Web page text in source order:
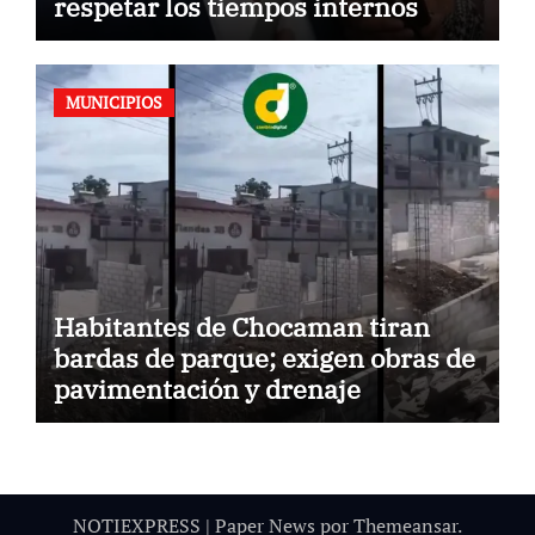
MUNICIPIOS
Habitantes de Chocaman tiran
bardas de parque; exigen obras de
pavimentación y drenaje
NOTIEXPRESS | Paper News porThemeansar.